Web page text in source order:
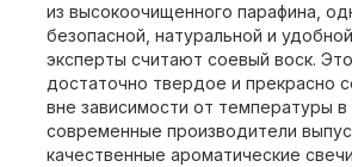
из высокоочищенного парафина,
безопасной, натуральной и
эксперты считают соевый воск.
достаточно твердое и прекрасно
вне зависимости от температуры
современные производители
качественные ароматические